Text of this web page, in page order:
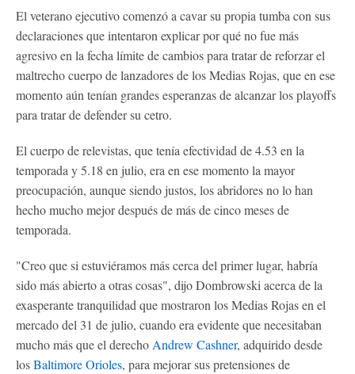
El veterano ejecutivo comenzó a cavar su propia tumba con sus
declaraciones que intentaron explicar por qué no fue más
agresivo en la fecha límite de cambios para tratar de reforzar el
maltrecho cuerpo de lanzadores de los Medias Rojas, que en ese
momento aún tenían grandes esperanzas de alcanzar los playoffs
para tratar de defender su cetro.
El cuerpo de relevistas, que tenía efectividad de 4.53 en la
temporada y 5.18 en julio, era en ese momento la mayor
preocupación, aunque siendo justos, los abridores no lo han
hecho mucho mejor después de más de cinco meses de
temporada.
"Creo que si estuviéramos más cerca del primer lugar, habría
sido más abierto a otras cosas", dijo Dombrowski acerca de la
exasperante tranquilidad que mostraron los Medias Rojas en el
mercado del 31 de julio, cuando era evidente que necesitaban
mucho más que el derecho Andrew Cashner, adquirido desde
losBaltimore Orioles, para mejorar sus pretensiones de